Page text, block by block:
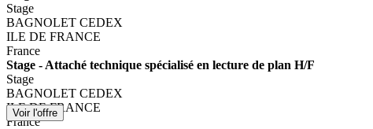
Stage
BAGNOLET CEDEX
ILE DE FRANCE
France
Stage - Attaché technique spécialisé en lecture de plan H/F
Stage
BAGNOLET CEDEX
ILE DE FRANCE
France